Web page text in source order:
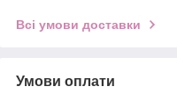
Всі умови доставки
Умови оплати